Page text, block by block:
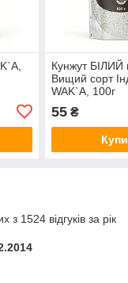
Кунжут БІЛИЙ
Вищий сорт
WAK`A, 100г
55₴
з 1524 відгуків за рік